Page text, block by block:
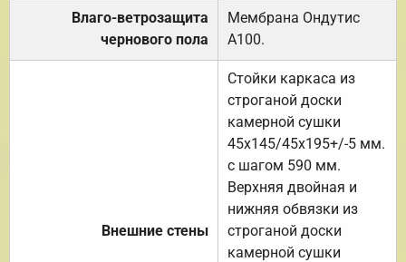
Влаго-ветрозащита
чернового пола
Мембрана Ондутис
А100.
Внешние стены
Стойки каркаса из
строганой доски
камерной сушки
45х145/45х195+/-5 мм.
с шагом 590 мм.
Верхняя двойная и
нижняя обвязки из
строганой доски
камерной сушки